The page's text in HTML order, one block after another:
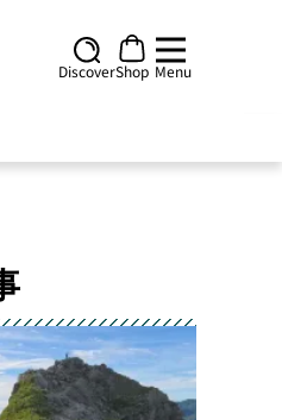
DiscoverShop Menu